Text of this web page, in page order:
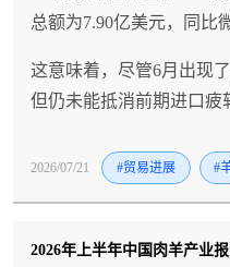
总额为7.90亿美元，同比
这意味着，尽管6月出现
但仍未能抵消前期进口疲
2026/07/21 #贸易进展 #